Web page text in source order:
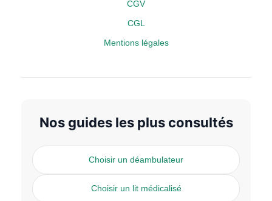
CGV
CGL
Mentions légales
Nos guides les plus consultés
Choisir un déambulateur
Choisir un lit médicalisé